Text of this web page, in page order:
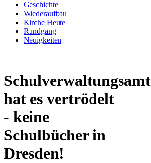
Geschichte
Wiederaufbau
Kirche Heute
Rundgang
Neuigkeiten
Schulverwaltungsamt
hat es vertrödelt
- keine
Schulbücher in
Dresden!